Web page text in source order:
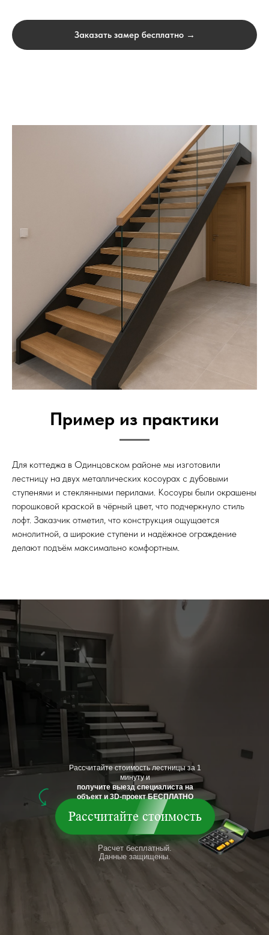
Заказать замер бесплатно →
Пример из практики
Для коттеджа в Одинцовском районе мы изготовили
лестницу на двух металлических косоурах с дубовыми
ступенями и стеклянными перилами. Косоуры были окрашены
порошковой краской в чёрный цвет, что подчеркнуло стиль
лофт. Заказчик отметил, что конструкция ощущается
монолитной, а широкие ступени и надёжное ограждение
делают подъём максимально комфортным.
Рассчитайте стоимость
Расчет бесплатный.
Данные защищены.
Рассчитайте стоимость лестницы за 1
минуту и
получите выезд специалиста на
объект и 3D-проект БЕСПЛАТНО